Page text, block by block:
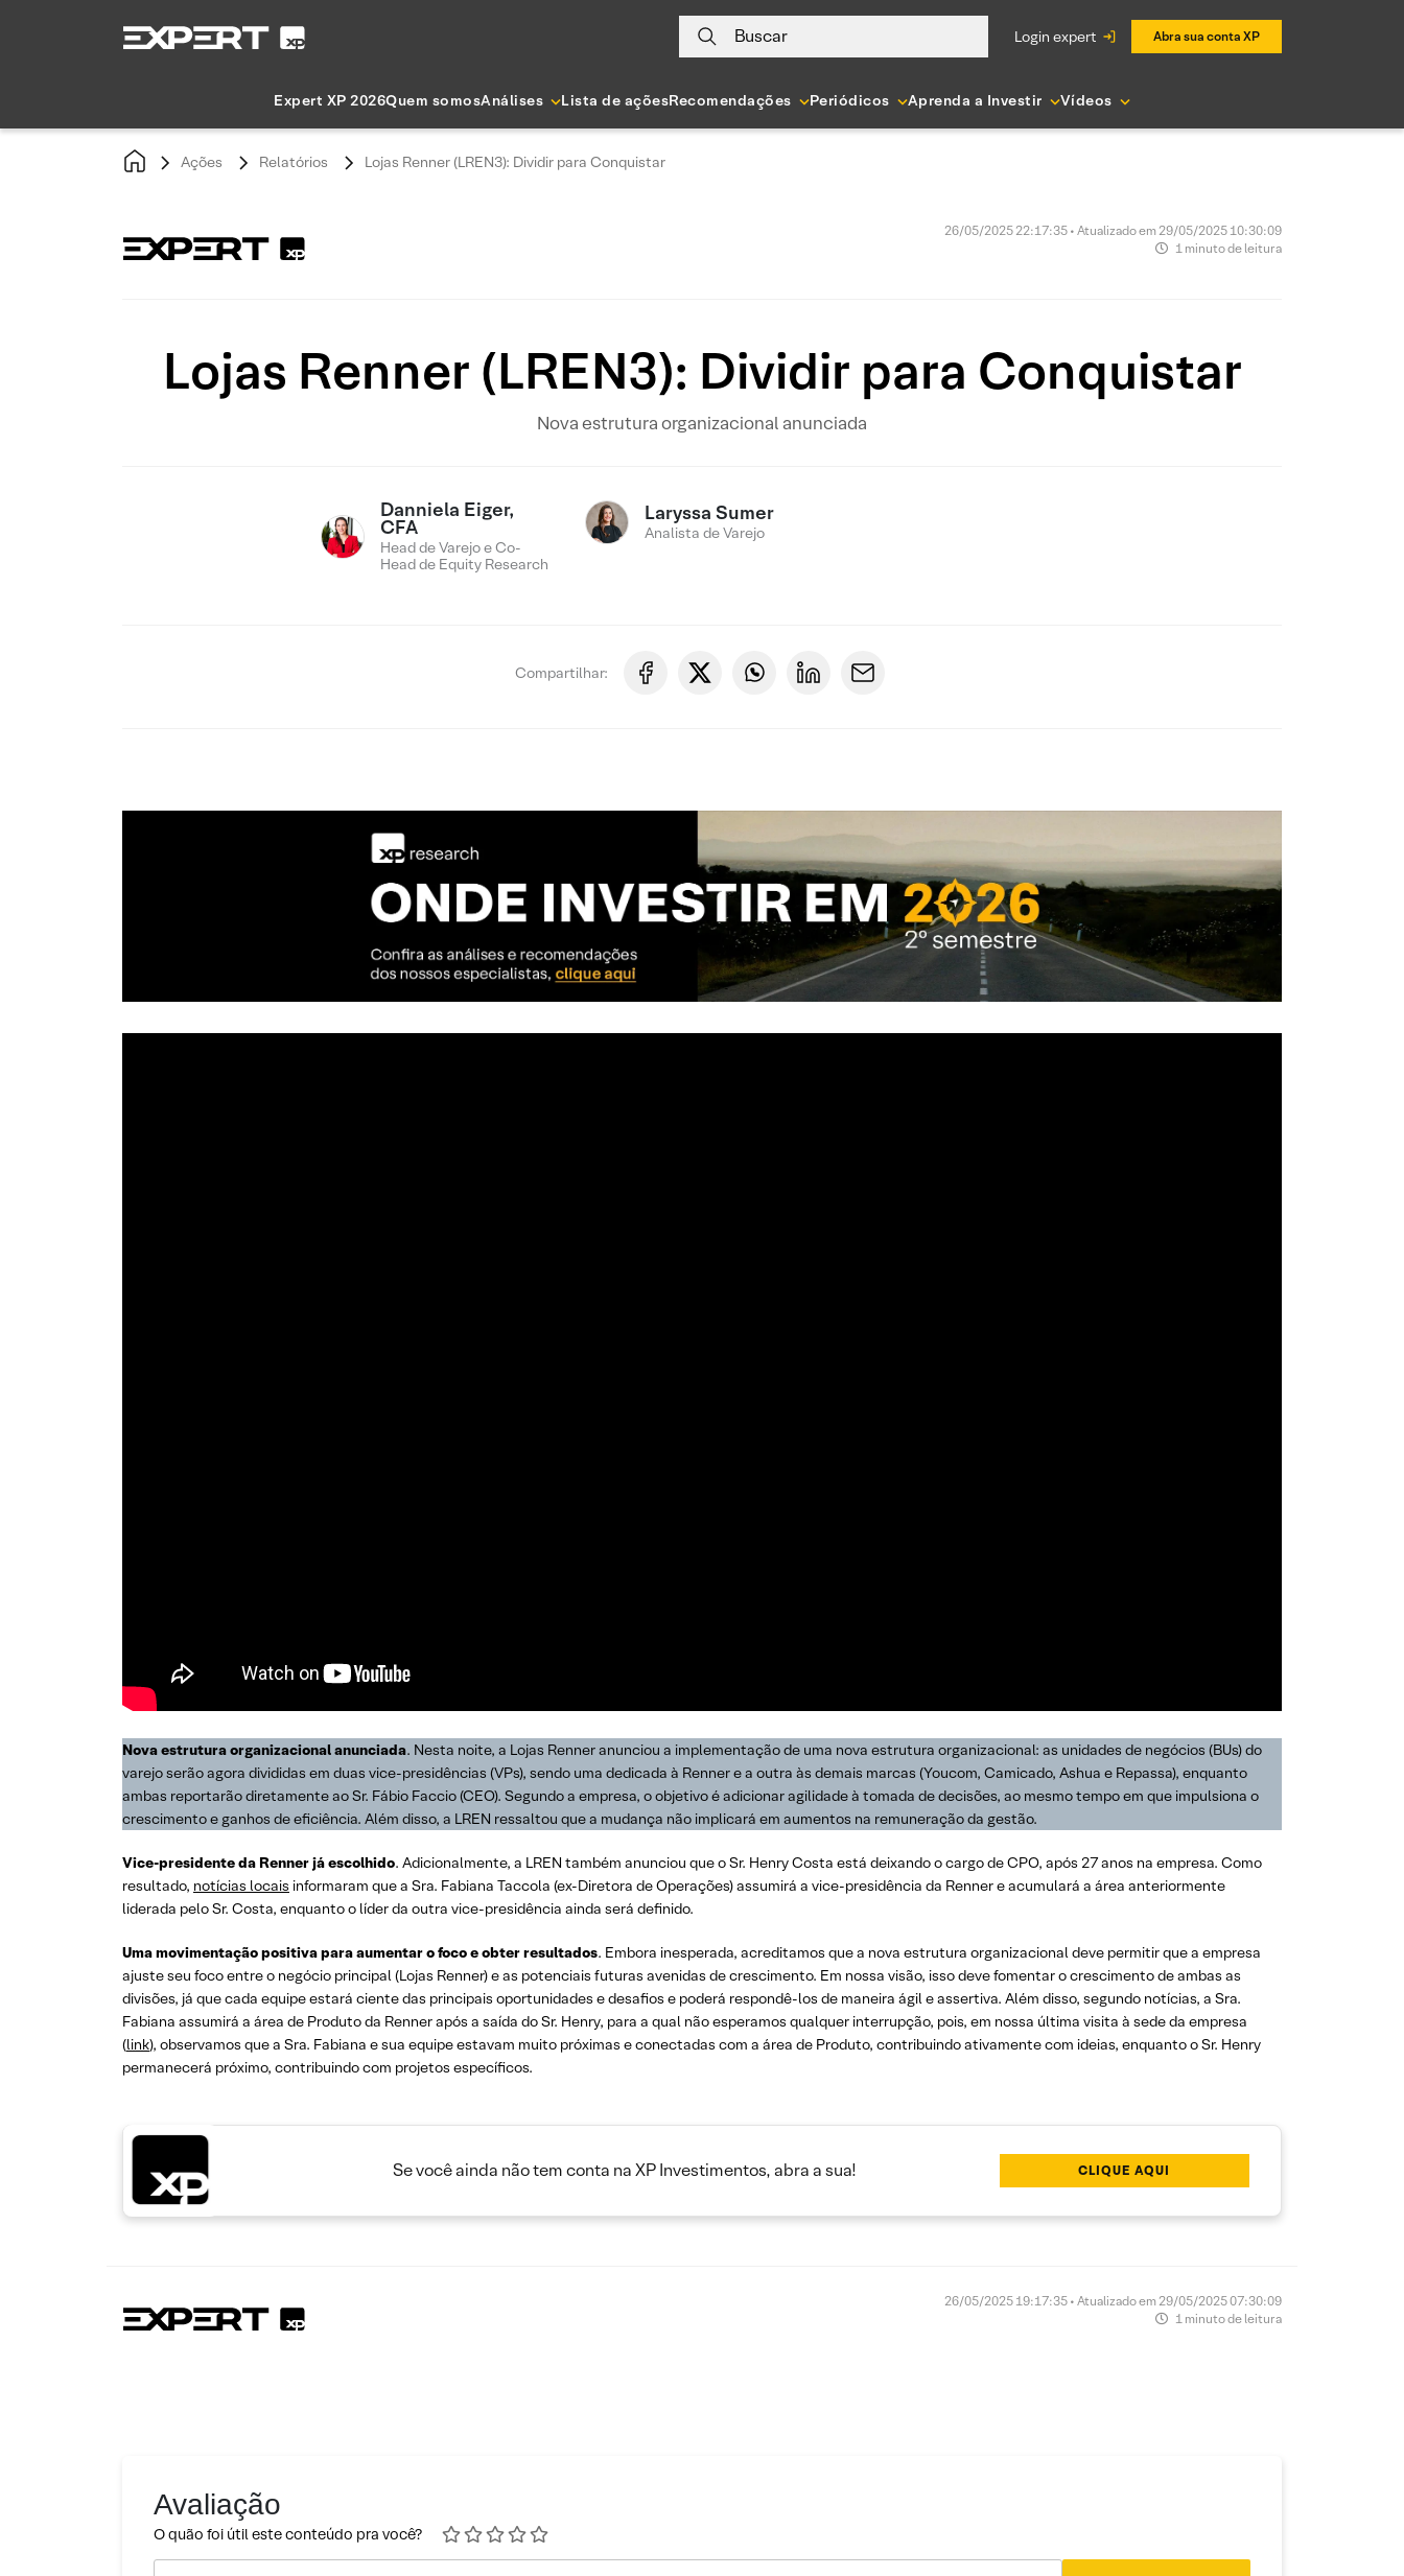
Buscar login expert Abra sua conta XP
Expert XP 2026Quem somosAnálises Lista de açõesRecomendações Periódicos Aprenda a Investir Vídeos
Ações Relatórios Lojas Renner (LREN3): Dividir para Conquistar
26/05/2025 22:17:35 • Atualizado em 29/05/2025 10:30:09
1 minuto de leitura
Lojas Renner (LREN3): Dividir para Conquistar
Nova estrutura organizacional anunciada
Danniela Eiger,
CFA
Head de Varejo e Co-
Head de Equity Research
Laryssa Sumer
Analista de Varejo
Compartilhar:
Nova estrutura organizacional anunciada. Nesta noite, a Lojas Renner anunciou a implementação de uma nova estrutura organizacional: as unidades de negócios (BUs) do
varejo serão agora divididas em duas vice-presidências (VPs), sendo uma dedicada à Renner e a outra às demais marcas (Youcom, Camicado, Ashua e Repassa), enquanto
ambas reportarão diretamente ao Sr. Fábio Faccio (CEO). Segundo a empresa, o objetivo é adicionar agilidade à tomada de decisões, ao mesmo tempo em que impulsiona o
crescimento e ganhos de eficiência. Além disso, a LREN ressaltou que a mudança não implicará em aumentos na remuneração da gestão.
Vice-presidente da Renner já escolhido. Adicionalmente, a LREN também anunciou que o Sr. Henry Costa está deixando o cargo de CPO, após 27 anos na empresa. Como
resultado, notícias locais informaram que a Sra. Fabiana Taccola (ex-Diretora de Operações) assumirá a vice-presidência da Renner e acumulará a área anteriormente
liderada pelo Sr. Costa, enquanto o líder da outra vice-presidência ainda será definido.
Uma movimentação positiva para aumentar o foco e obter resultados. Embora inesperada, acreditamos que a nova estrutura organizacional deve permitir que a empresa
ajuste seu foco entre o negócio principal (Lojas Renner) e as potenciais futuras avenidas de crescimento. Em nossa visão, isso deve fomentar o crescimento de ambas as
divisões, já que cada equipe estará ciente das principais oportunidades e desafios e poderá respondê-los de maneira ágil e assertiva. Além disso, segundo notícias, a Sra.
Fabiana assumirá a área de Produto da Renner após a saída do Sr. Henry, para a qual não esperamos qualquer interrupção, pois, em nossa última visita à sede da empresa
(link), observamos que a Sra. Fabiana e sua equipe estavam muito próximas e conectadas com a área de Produto, contribuindo ativamente com ideias, enquanto o Sr. Henry
permanecerá próximo, contribuindo com projetos específicos.
Se você ainda não tem conta na XP Investimentos, abra a sua! CLIQUE AQUI
26/05/2025 19:17:35 • Atualizado em 29/05/2025 07:30:09
1 minuto de leitura
Avaliação
O quão foi útil este conteúdo pra você?